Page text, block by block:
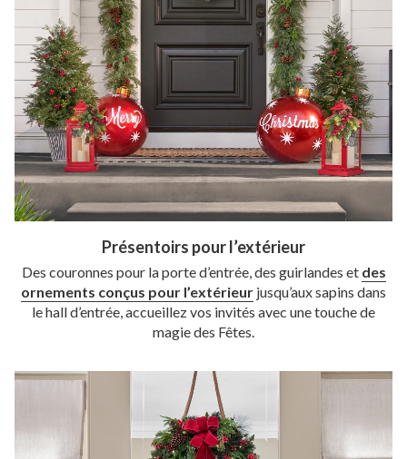
Présentoirs pour l’extérieur
Des couronnes pour la porte d’entrée, des guirlandes et des
ornements conçus pour l’extérieur jusqu’aux sapins dans
le hall d’entrée, accueillez vos invités avec une touche de
magie des Fêtes.